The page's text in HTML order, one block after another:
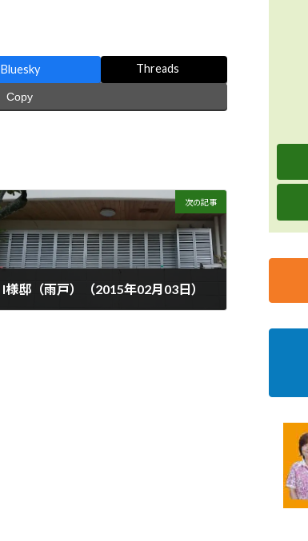
Bluesky Threads
Copy
次の記事
I様邸（雨戸）（2015年02月03日）